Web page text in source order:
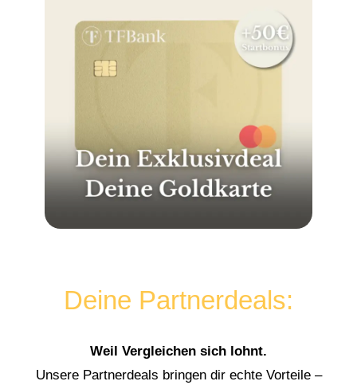
Deine Partnerdeals:
Weil Vergleichen sich lohnt.
Unsere Partnerdeals bringen dir echte Vorteile –